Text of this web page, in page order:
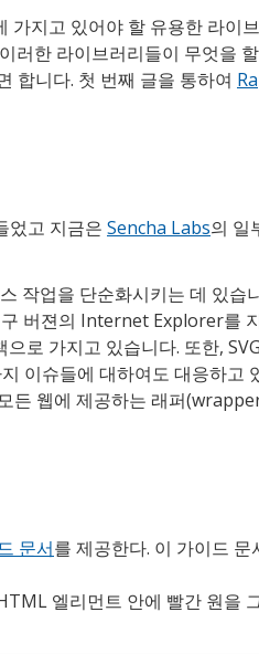
가지고 있어야 할 유용한 라이
러한 라이브러리들이 무엇을
합니다. 첫 번째 글을 통하여
었고 지금은 Sencha Labs의 일
작업을 단순화시키는 데 있습
버젼의 Internet Explorer를
로 가지고 있습니다. 또한,
이슈들에 대하여도 대응하고
든 웹에 제공하는 래퍼
문서를 제공한다. 이 가이드 문
엘리먼트 안에 빨간 원을